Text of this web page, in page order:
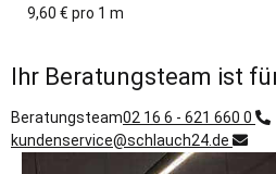
9,60 € pro 1 m
Ihr Beratungsteam ist
Beratungsteam02 16 6 - 621 660 0
kundenservice@schlauch24.de